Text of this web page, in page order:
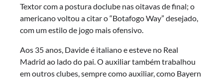
Textor com a postura doclube nas oitavas de final; o
americano voltou a citar o “Botafogo Way” desejado,
com um estilo de jogo mais ofensivo.
Aos 35 anos, Davide é italiano e esteve no Real
Madrid ao lado do pai. O auxiliar também trabalhou
em outros clubes, sempre como auxiliar, como Bayern